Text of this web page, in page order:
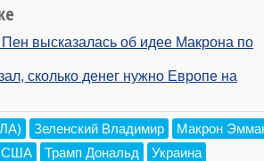
высказалась об идее Макрона по
сколько денег нужно Европе на
Зеленский Владимир
Макрон
США Трамп Дональд Украина